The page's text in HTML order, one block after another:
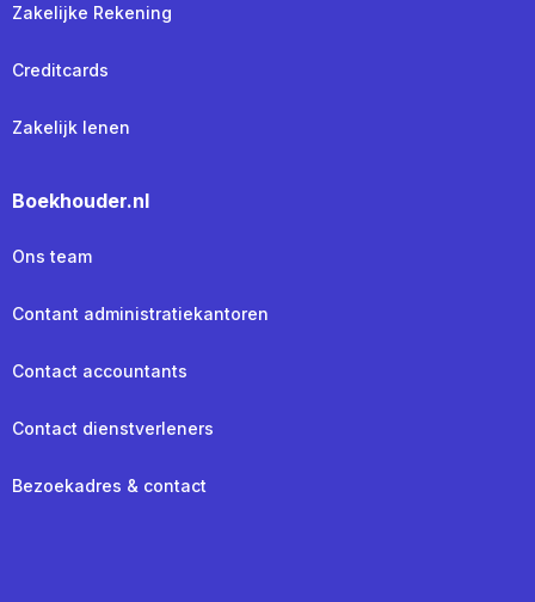
Zakelijke Rekening
Creditcards
Zakelijk lenen
Boekhouder.nl
Ons team
Contant administratiekantoren
Contact accountants
Contact dienstverleners
Bezoekadres & contact